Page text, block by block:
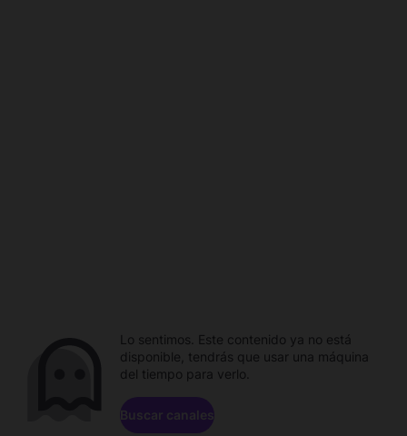
Lo sentimos. Este contenido ya no está
disponible, tendrás que usar una máquina
del tiempo para verlo.
Buscar canales